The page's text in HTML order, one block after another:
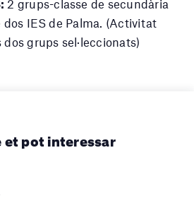
2 grups-classe de secundària
IES de Palma. (Activitat
grups sel·leccionats)
et pot interessar